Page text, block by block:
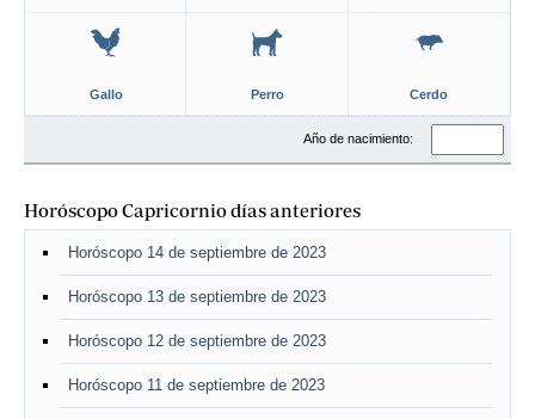
Gallo Perro Cerdo
Año de nacimiento:
Horóscopo Capricornio días anteriores
Horóscopo 14 de septiembre de 2023
Horóscopo 13 de septiembre de 2023
Horóscopo 12 de septiembre de 2023
Horóscopo 11 de septiembre de 2023